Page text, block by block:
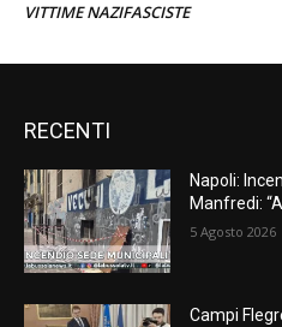
VITTIME NAZIFASCISTE
RECENTI
Napoli:
Manfredi:
5 Agosto 2026
Campi